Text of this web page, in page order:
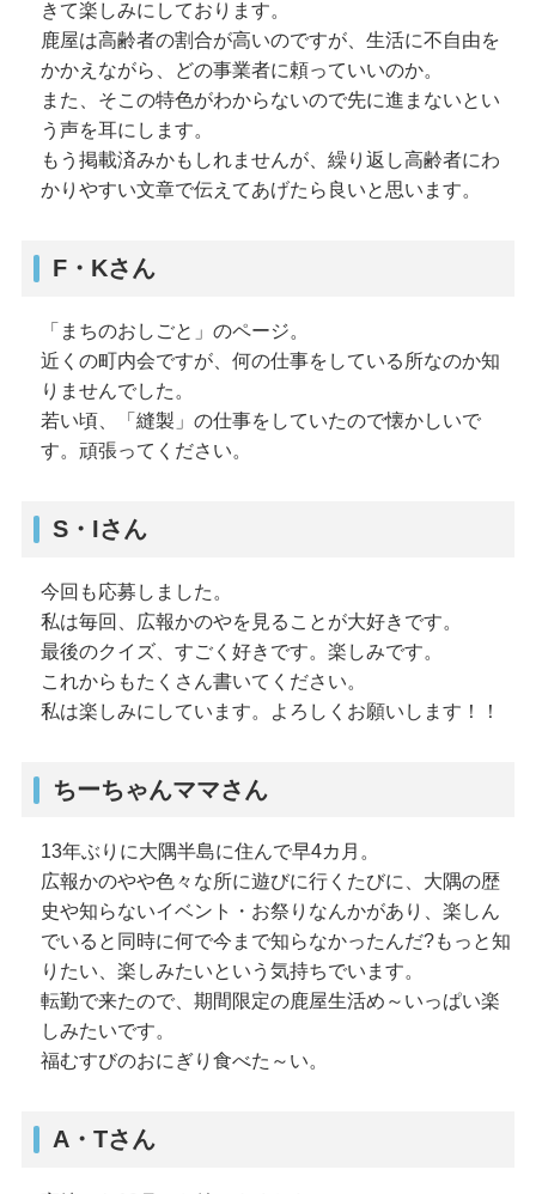
きて楽しみにしております。
鹿屋は高齢者の割合が高いのですが、生活に不自由を
かかえながら、どの事業者に頼っていいのか。
また、そこの特色がわからないので先に進まないとい
う声を耳にします。
もう掲載済みかもしれませんが、繰り返し高齢者にわ
かりやすい文章で伝えてあげたら良いと思います。
F・Kさん
「まちのおしごと」のページ。
近くの町内会ですが、何の仕事をしている所なのか知
りませんでした。
若い頃、「縫製」の仕事をしていたので懐かしいで
す。頑張ってください。
S・Iさん
今回も応募しました。
私は毎回、広報かのやを見ることが大好きです。
最後のクイズ、すごく好きです。楽しみです。
これからもたくさん書いてください。
私は楽しみにしています。よろしくお願いします！！
ちーちゃんママさん
13年ぶりに大隅半島に住んで早4カ月。
広報かのやや色々な所に遊びに行くたびに、大隅の歴
史や知らないイベント・お祭りなんかがあり、楽しん
でいると同時に何で今まで知らなかったんだ?もっと知
りたい、楽しみたいという気持ちでいます。
転勤で来たので、期間限定の鹿屋生活め～いっぱい楽
しみたいです。
福むすびのおにぎり食べた～い。
A・Tさん